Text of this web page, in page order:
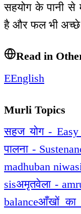
सहयोग के पानी से
है और फल भी अच्छे
Read in
EEnglish
Murli Topics
सहज योग - Easy
पालना -
madhuban
sisअमृतवेला -
balanceआँखों का